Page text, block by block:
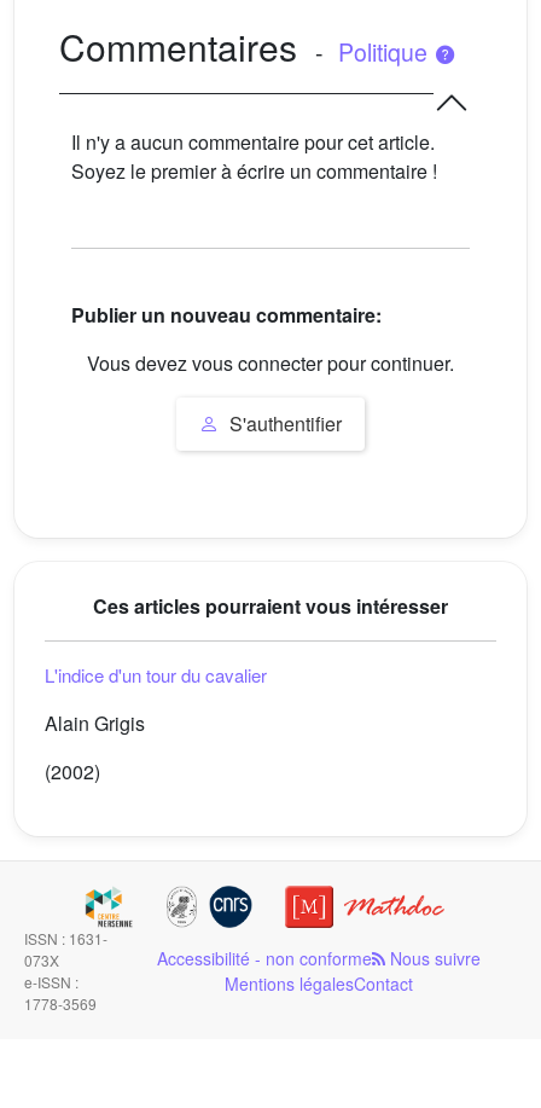
Commentaires - Politique
Il n'y a aucun commentaire pour cet article.
Soyez le premier à écrire un commentaire !
Publier un nouveau commentaire:
Vous devez vous connecter pour continuer.
S'authentifier
Ces articles pourraient vous intéresser
L'indice d'un tour du cavalier
Alain Grigis
(2002)
ISSN : 1631-
073X
e-ISSN :
1778-3569
Accessibilité - non conforme Nous suivre
Mentions légalesContact